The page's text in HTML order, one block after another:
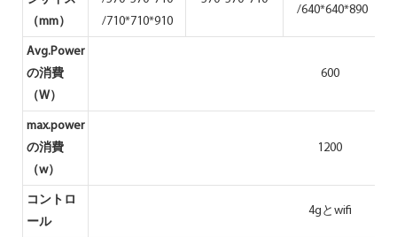
（mm）
/710*710*910
/640*640*890
Avg.Power
の消費
（W）
600
max.power
の消費
（w）
1200
コントロ
ール
4gとwifi